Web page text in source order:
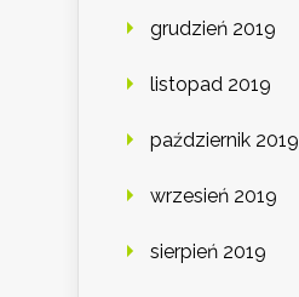
grudzień 2019
listopad 2019
październik 2019
wrzesień 2019
sierpień 2019